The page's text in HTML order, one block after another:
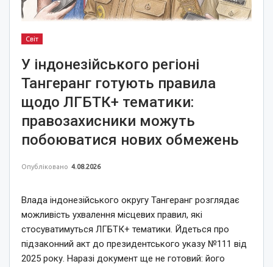
Світ
У індонезійського регіоні
Тангеранг готують правила
щодо ЛГБТК+ тематики:
правозахисники можуть
побоюватися нових обмежень
Опубліковано 4.08.2026
Влада індонезійського округу Тангеранг розглядає
можливість ухвалення місцевих правил, які
стосуватимуться ЛГБТК+ тематики. Йдеться про
підзаконний акт до президентського указу №111 від
2025 року. Наразі документ ще не готовий: його